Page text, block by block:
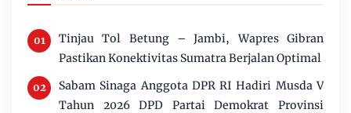
Tinjau Tol Betung – Jambi, Wapres Gibran
Pastikan Konektivitas Sumatra Berjalan Optimal
Sabam Sinaga Anggota DPR RI Hadiri Musda V
Tahun 2026 DPD Partai Demokrat Provinsi